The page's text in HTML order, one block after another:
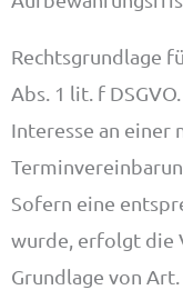
Rechtsgrundlage
Abs. 1 lit. f
Interesse an einer
Sofern eine
wurde, erfolgt die
Grundlage von Art.